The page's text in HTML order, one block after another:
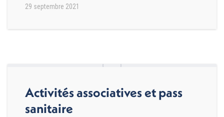
29 septembre 2021
Activités associatives et pass
sanitaire